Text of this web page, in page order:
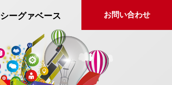
シーグァベース お問い合わせ